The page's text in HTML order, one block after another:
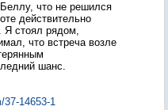
что не решился
действительно
Я стоял рядом,
что встреча возле
шанс.
37-14653-1